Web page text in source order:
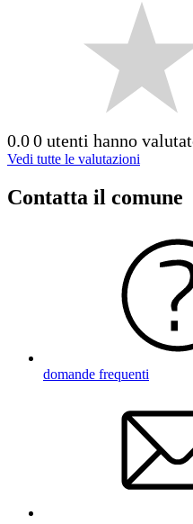
0.00 utenti hanno
Vedi tutte le valutazioni
Contatta il comune
domande frequenti